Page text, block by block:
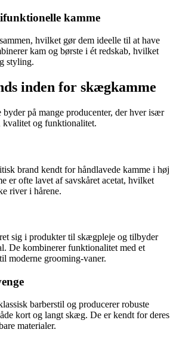
kamme
hvilket gør dem ideelle til at have
kam og børste i ét redskab, hvilket
styling.
inden for skægkamme
på mange producenter, der hver især
kvalitet og funktionalitet.
brand kendt for håndlavede kamme i høj
er ofte lavet af savskåret acetat, hvilket
river i hårene.
sig i produkter til skægpleje og tilbyder
De kombinerer funktionalitet med et
moderne grooming-vaner.
barberstil og producerer robuste
kort og langt skæg. De er kendt for deres
materialer.